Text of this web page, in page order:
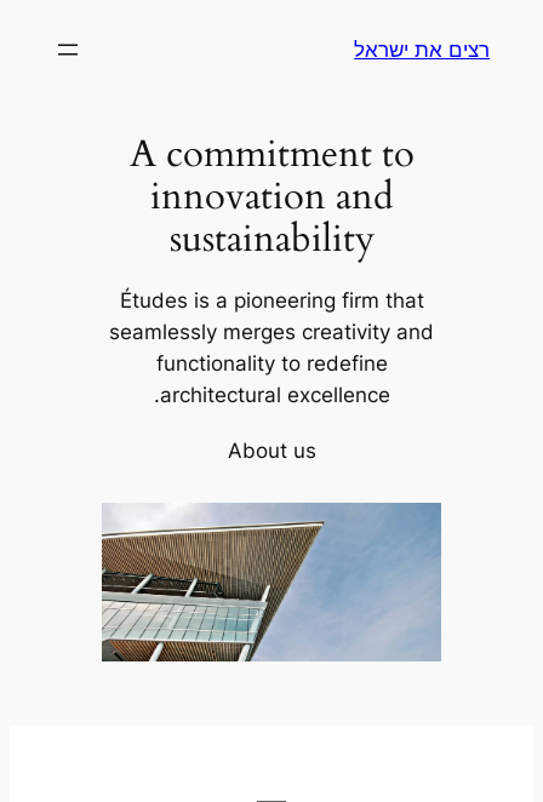
לתוכןרצים את ישראל
A commitment to
innovation and
sustainability
Études is a pioneering firm that
seamlessly merges creativity and
functionality to redefine
architectural excellence.
About us